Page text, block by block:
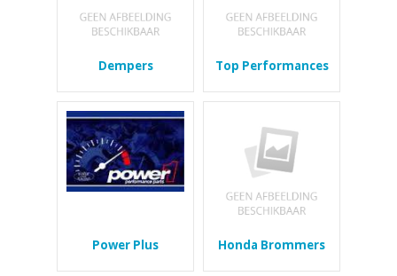
Dempers Top Performances
Power Plus Honda Brommers